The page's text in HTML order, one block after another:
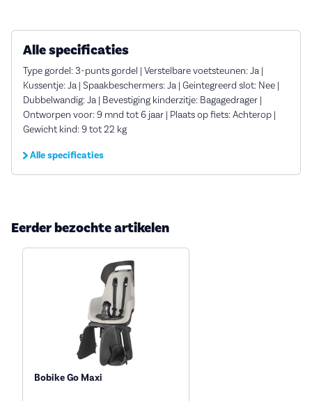
Alle specificaties
Type gordel: 3-punts gordel | Verstelbare voetsteunen: Ja |
Kussentje: Ja | Spaakbeschermers: Ja | Geintegreerd slot: Nee |
Dubbelwandig: Ja | Bevestiging kinderzitje: Bagagedrager |
Ontworpen voor: 9 mnd tot 6 jaar | Plaats op fiets: Achterop |
Gewicht kind: 9 tot 22 kg
Alle specificaties
Eerder bezochte artikelen
Bobike Go Maxi